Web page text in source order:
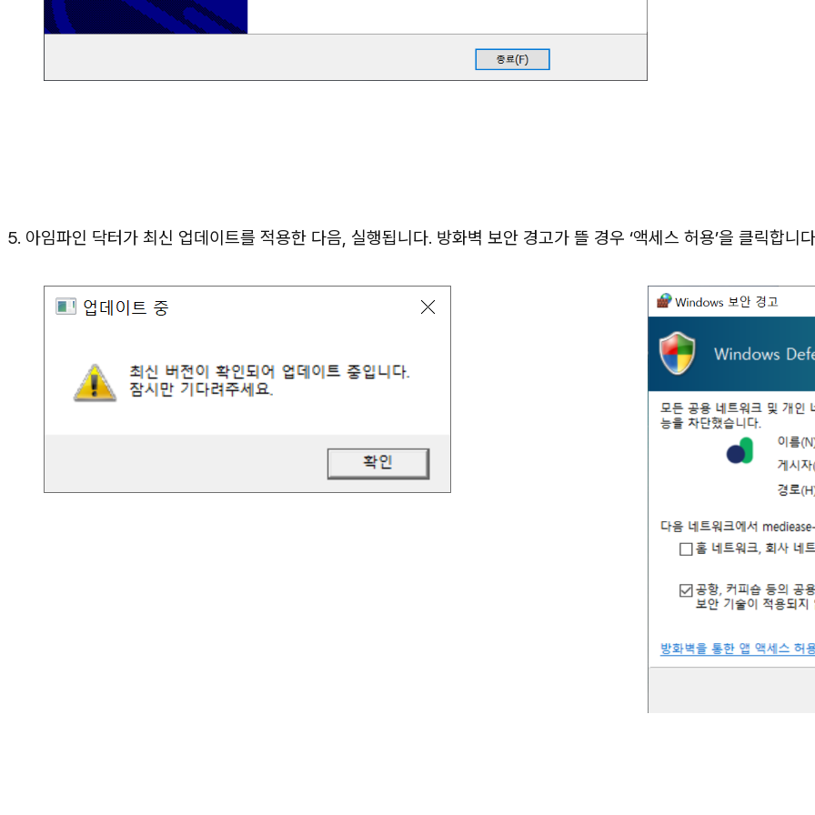
5. 아임파인 닥터가 최신 업데이트를 적용한 다음, 실행됩니다. 방화벽 보안 경고가 뜰 경우 ‘액세스 허용’을 클릭합니